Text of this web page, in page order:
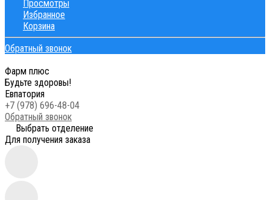
Просмотры
Избранное
Корзина
Обратный звонок
Фарм плюс
Будьте здоровы!
Евпатория
+7 (978) 696-48-04
Обратный звонок
Выбрать отделение
Для получения заказа